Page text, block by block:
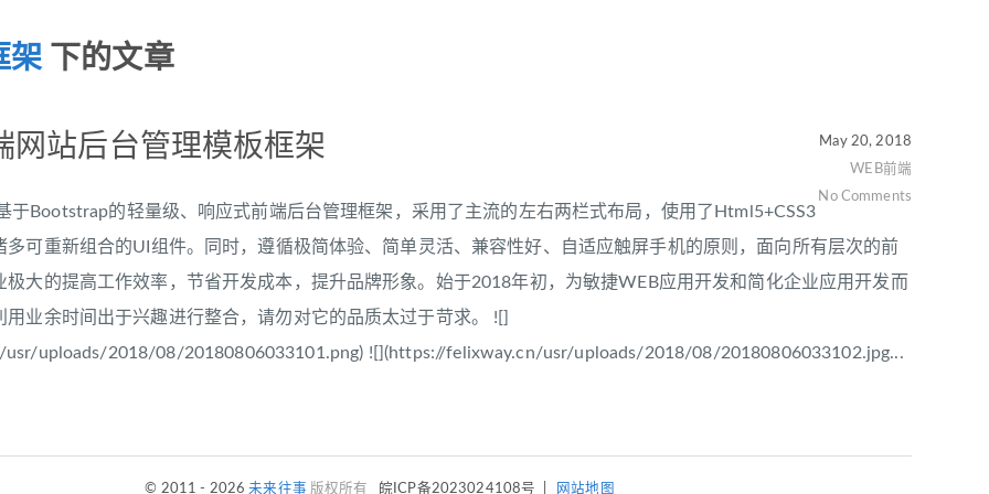
架下的文章
May 20, 2018
WEB前端
No Comments
网站后台管理模板框架
于Bootstrap的轻量级、响应式前端后台管理框架，采用了主流的左右两栏式布局，使用了Html5+CSS3
多可重新组合的UI组件。同时，遵循极简体验、简单灵活、兼容性好、自适应触屏手机的原则，面向所有层次的前
极大的提高工作效率，节省开发成本，提升品牌形象。始于2018年初，为敏捷WEB应用开发和简化企业应用开发而
业余时间出于兴趣进行整合，请勿对它的品质太过于苛求。 ![]
uploads/2018/08/20180806033101.png) ![](https://felixway.cn/usr/uploads/2018/08/20180806033102.jpg...
© 2011 - 2026未来往事 版权所有 皖ICP备2023024108号 网站地图